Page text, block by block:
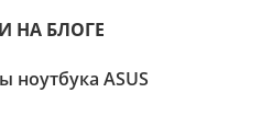
НА БЛОГЕ
ASUS